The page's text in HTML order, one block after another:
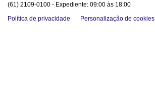
(61) 2109-0100 - Expediente: 09:00 às 18:00
Política de privacidade
Personalização de cookies